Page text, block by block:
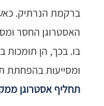
ברקמת הנרתיק.
האסטרוגן החסר
בו. בכך, הן
ומסייעות בהפחתת
תחליף אסטרוגן